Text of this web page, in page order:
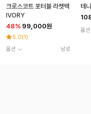
크로스코트 포터블 라켓백
IVORY
48% 99,000원
5.0(1)
옵션
남성
테
옵션